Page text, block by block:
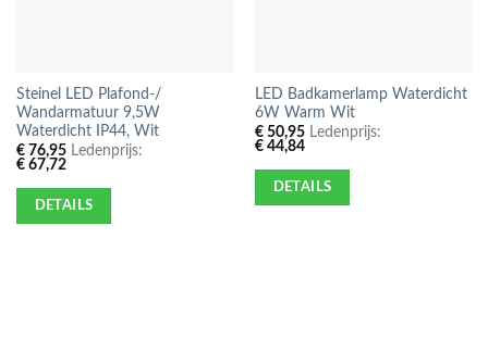
Steinel LED Plafond-/
Wandarmatuur 9,5W
Waterdicht IP44, Wit
€76,95Ledenprijs:
€67,72
DETAILS
LED Badkamerlamp Waterdicht
6W Warm Wit
€50,95Ledenprijs:
€44,84
DETAILS